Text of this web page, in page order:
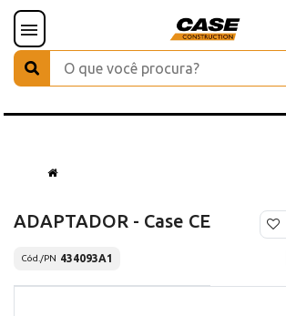
ADAPTADOR - Case CE
Cód./PN 434093A1